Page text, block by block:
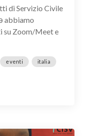
di Servizio Civile
abbiamo
su Zoom/Meet e
eventi italia